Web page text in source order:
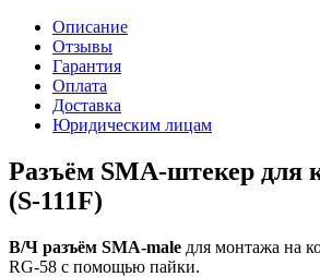
Описание
Отзывы
Гарантия
Оплата
Доставка
Юридическим лицам
Разъём SMA-штекер для
(S-111F)
В/Ч разъём SMA-male для монтажа на
RG-58 с помощью пайки.